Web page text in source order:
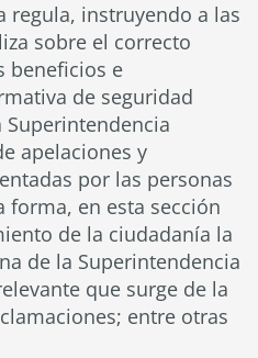
regula, instruyendo a las
sobre el correcto
beneficios e
de seguridad
apelaciones y
por las personas
forma, en esta sección
de la ciudadanía la
de la Superintendencia
que surge de la
entre otras